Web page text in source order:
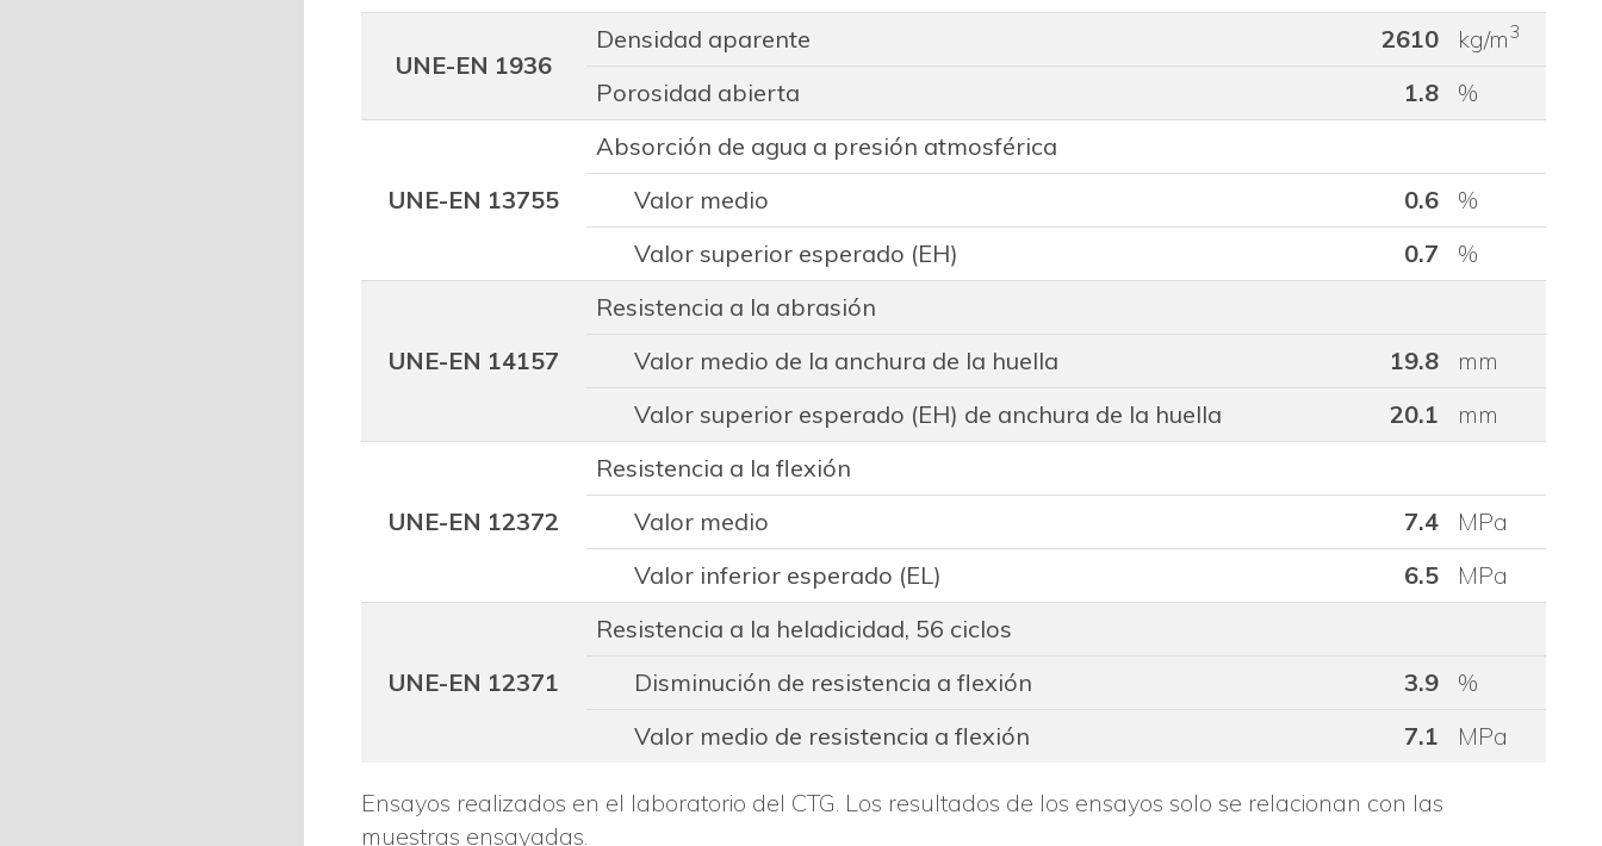
UNE-EN 1936
Densidad aparente 2610 kg/m3
Porosidad abierta 1.8 %
UNE-EN 13755
Absorción de agua a presión atmosférica
Valor medio
0.6
%
Valor superior esperado (EH)
0.7 %
UNE-EN 14157
Resistencia a la abrasión
Valor medio de la anchura de la huella
19.8
mm
Valor superior esperado (EH) de anchura de la huella
20.1 mm
UNE-EN 12372
Resistencia a la flexión
Valor medio
7.4
MPa
Valor inferior esperado (EL)
6.5 MPa
UNE-EN 12371
Resistencia a la heladicidad, 56 ciclos
Disminución de resistencia a flexión
3.9
%
Valor medio de resistencia a flexión
7.1 MPa
Ensayos realizados en el laboratorio del CTG. Los resultados de los ensayos solo se relacionan con las
muestras ensayadas.